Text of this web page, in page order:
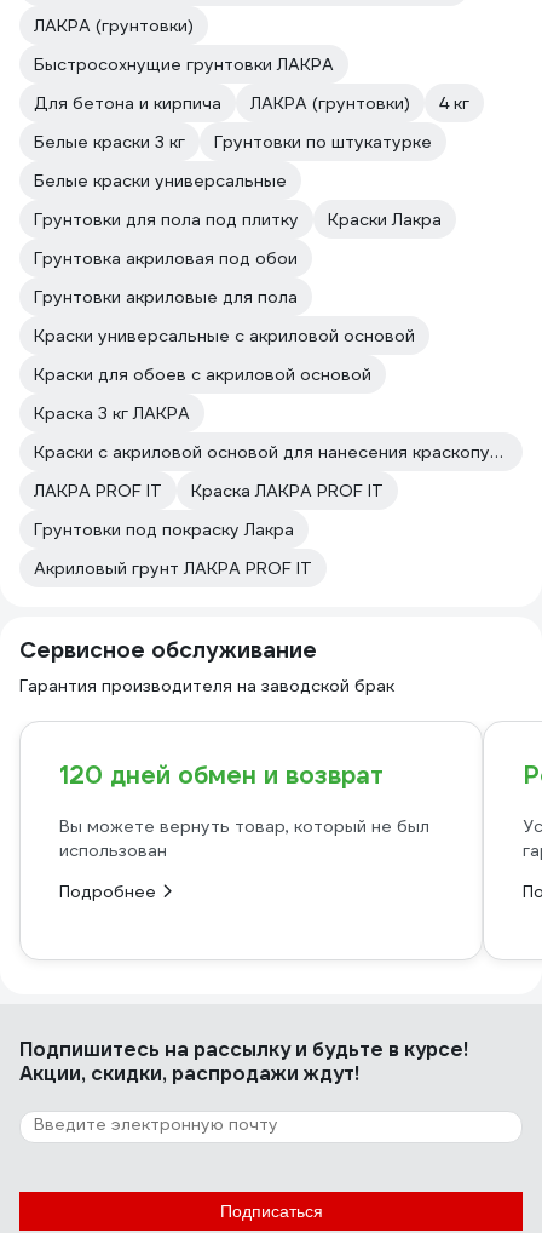
ЛАКРА (грунтовки)
Быстросохнущие грунтовки ЛАКРА
Для бетона и кирпича
ЛАКРА (грунтовки)
4 кг
Белые краски 3 кг
Грунтовки по штукатурке
Белые краски универсальные
Грунтовки для пола под плитку
Краски Лакра
Грунтовка акриловая под обои
Грунтовки акриловые для пола
Краски универсальные с акриловой основой
Краски для обоев с акриловой основой
Краска 3 кг ЛАКРА
Краски с акриловой основой для нанесения краскопультом
ЛАКРА PROF IT
Краска ЛАКРА PROF IT
Грунтовки под покраску Лакра
Акриловый грунт ЛАКРА PROF IT
Сервисное обслуживание
Гарантия производителя на заводской брак
120 дней обмен и возврат
Вы можете вернуть товар, который не был
использован
Подробнее
Подпишитесь на рассылкуи будьте в курсе!
Акции, скидки, распродажи ждут!
Подписаться